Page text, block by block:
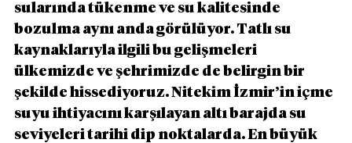
sularında tükenme ve su kalitesinde
bozulma aynı anda görülüyor. Tatlı su
kaynaklarıyla ilgili bu gelişmeleri
ülkemizde ve şehrimizde de belirgin bir
şekilde hissediyoruz. Nitekim İzmir’in içme
suyu ihtiyacını karşılayan altı barajda su
seviyeleri tarihi dip noktalarda. En büyük